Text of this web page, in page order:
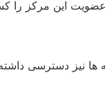
ها نیز دسترسی